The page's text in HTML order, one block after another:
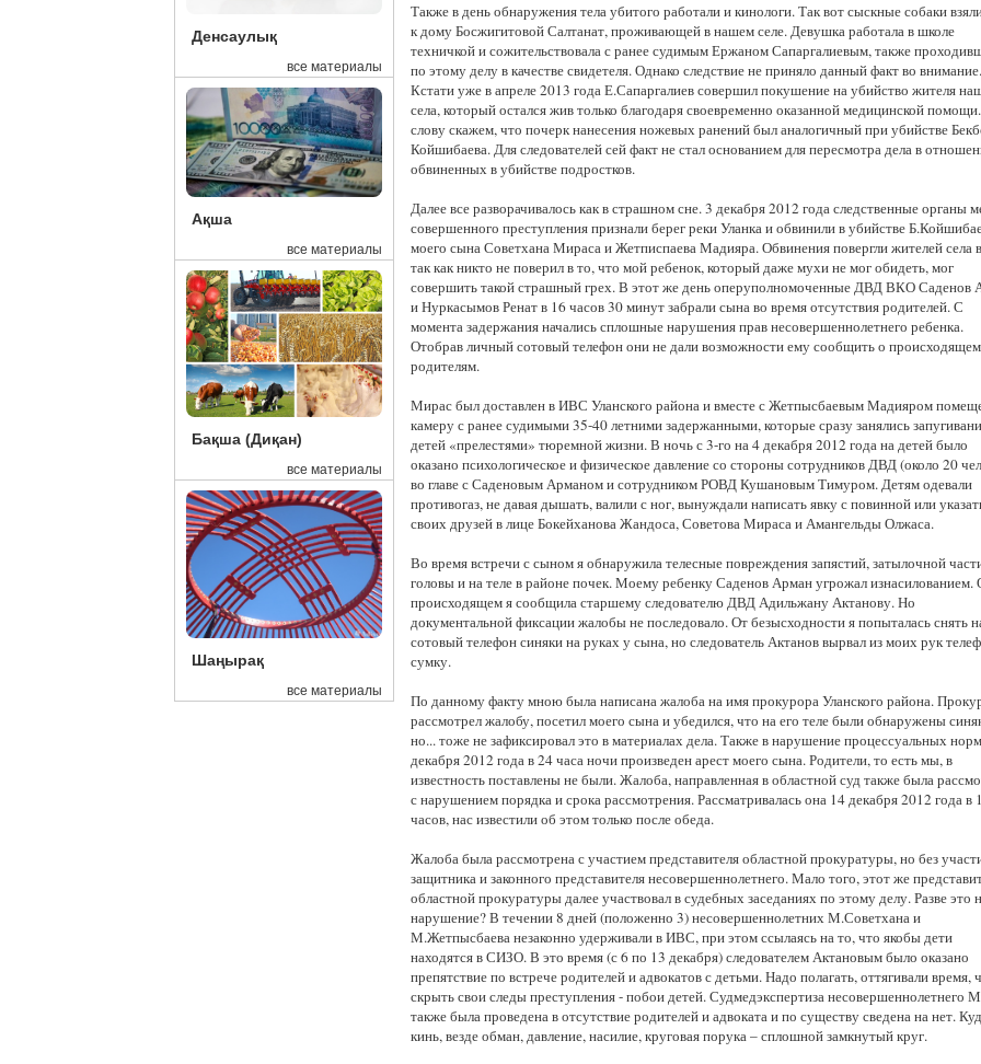
Денсаулық
все материалы
Ақша
все материалы
Бақша (Диқан)
все материалы
Шаңырақ
все материалы
Также в день обнаружения тела убитого работали и кинологи. Так вот сыскные собаки
к дому Босжигитовой Салтанат, проживающей в нашем селе. Девушка работала в школе
техничкой и сожительствовала с ранее судимым Ержаном Сапаргалиевым, также
по этому делу в качестве свидетеля. Однако следствие не приняло данный факт во внимание.
Кстати уже в апреле 2013 года Е.Сапаргалиев совершил покушение на убийство жителя
села, который остался жив только благодаря своевременно оказанной медицинской
слову скажем, что почерк нанесения ножевых ранений был аналогичный при убийстве
Койшибаева. Для следователей сей факт не стал основанием для пересмотра дела в
обвиненных в убийстве подростков.
Далее все разворачивалось как в страшном сне. 3 декабря 2012 года следственные органы
совершенного преступления признали берег реки Уланка и обвинили в убийстве
моего сына Советхана Мираса и Жетписпаева Мадияра. Обвинения повергли жителей села
так как никто не поверил в то, что мой ребенок, который даже мухи не мог обидеть, мог
совершить такой страшный грех. В этот же день оперуполномоченные ДВД ВКО Саденов
и Нуркасымов Ренат в 16 часов 30 минут забрали сына во время отсутствия родителей. С
момента задержания начались сплошные нарушения прав несовершеннолетнего ребенка.
Отобрав личный сотовый телефон они не дали возможности ему сообщить о происходящем
родителям.
Мирас был доставлен в ИВС Уланского района и вместе с Жетпысбаевым Мадияром
камеру с ранее судимыми 35-40 летними задержанными, которые сразу занялись
детей «прелестями» тюремной жизни. В ночь с 3-го на 4 декабря 2012 года на детей было
оказано психологическое и физическое давление со стороны сотрудников ДВД (около 20
во главе с Саденовым Арманом и сотрудником РОВД Кушановым Тимуром. Детям одевали
противогаз, не давая дышать, валили с ног, вынуждали написать явку с повинной или
своих друзей в лице Бокейханова Жандоса, Советова Мираса и Амангельды Олжаса.
Во время встречи с сыном я обнаружила телесные повреждения запястий, затылочной
головы и на теле в районе почек. Моему ребенку Саденов Арман угрожал изнасилованием.
происходящем я сообщила старшему следователю ДВД Адильжану Актанову. Но
документальной фиксации жалобы не последовало. От безысходности я попыталась снять
сотовый телефон синяки на руках у сына, но следователь Актанов вырвал из моих рук
сумку.
По данному факту мною была написана жалоба на имя прокурора Уланского района.
рассмотрел жалобу, посетил моего сына и убедился, что на его теле были обнаружены
но... тоже не зафиксировал это в материалах дела. Также в нарушение процессуальных
декабря 2012 года в 24 часа ночи произведен арест моего сына. Родители, то есть мы, в
известность поставлены не были. Жалоба, направленная в областной суд также была
с нарушением порядка и срока рассмотрения. Рассматривалась она 14 декабря 2012 года в
часов, нас известили об этом только после обеда.
Жалоба была рассмотрена с участием представителя областной прокуратуры, но без
защитника и законного представителя несовершеннолетнего. Мало того, этот же
областной прокуратуры далее участвовал в судебных заседаниях по этому делу. Разве это
нарушение? В течении 8 дней (положенно 3) несовершеннолетних М.Советхана и
М.Жетпысбаева незаконно удерживали в ИВС, при этом ссылаясь на то, что якобы дети
находятся в СИЗО. В это время (с 6 по 13 декабря) следователем Актановым было оказано
препятствие по встрече родителей и адвокатов с детьми. Надо полагать, оттягивали время,
скрыть свои следы преступления - побои детей. Судмедэкспертиза несовершеннолетнего
также была проведена в отсутствие родителей и адвоката и по существу сведена на нет.
кинь, везде обман, давление, насилие, круговая порука – сплошной замкнутый круг.